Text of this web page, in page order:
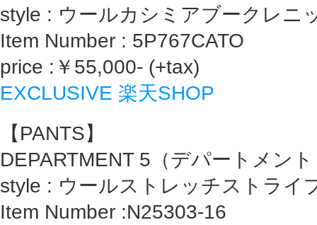
style : ウールカシミアブークレニ
Item Number : 5P767CATO
price :￥55,000- (+tax)
EXCLUSIVE 楽天SHOP
【PANTS】
DEPARTMENT 5（デパートメン
style : ウールストレッチストライ
Item Number :N25303-16